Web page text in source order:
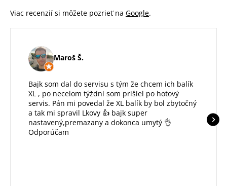
Viac recenzií si môžete pozrieť na Google.
Maroš Š.
Bajk som dal do servisu s tým že chcem ich balík
XL , po necelom týždni som prišiel po hotový
servis. Pán mi povedal že XL balík by bol zbytočný
a tak mi spravil Lkovy 👍 bajk super
nastavený,premazany a dokonca umytý 👌
Odporúčam